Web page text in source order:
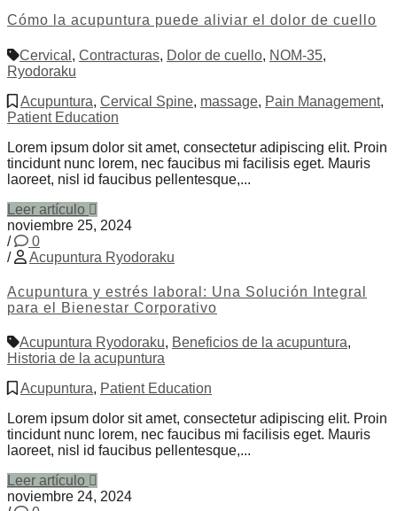
Cómo la acupuntura puede aliviar el dolor de cuello
Cervical , Contracturas, Dolor de cuello, NOM-35,
Ryodoraku
Acupuntura, Cervical Spine, massage, Pain Management,
Patient Education
Lorem ipsum dolor sit amet, consectetur adipiscing elit. Proin
tincidunt nunc lorem, nec faucibus mi facilisis eget. Mauris
laoreet, nisl id faucibus pellentesque,...
Leer artículo
noviembre 25, 2024
/
0
/
Acupuntura Ryodoraku
Acupuntura y estrés laboral: Una Solución Integral
para el Bienestar Corporativo
Acupuntura Ryodoraku, Beneficios de la acupuntura,
Historia de la acupuntura
Acupuntura, Patient Education
Lorem ipsum dolor sit amet, consectetur adipiscing elit. Proin
tincidunt nunc lorem, nec faucibus mi facilisis eget. Mauris
laoreet, nisl id faucibus pellentesque,...
Leer artículo
noviembre 24, 2024